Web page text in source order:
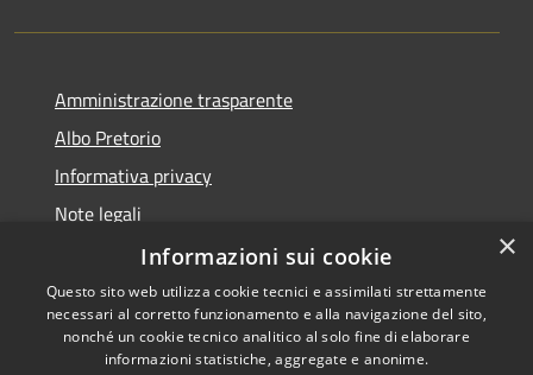
Amministrazione trasparente
Albo Pretorio
Informativa privacy
Note legali
Dichiarazione di accessibilità
×
Informazioni sui cookie
Questo sito web utilizza cookie tecnici e assimilati strettamente
necessari al corretto funzionamento e alla navigazione del sito,
nonché un cookie tecnico analitico al solo fine di elaborare
informazioni statistiche, aggregate e anonime.